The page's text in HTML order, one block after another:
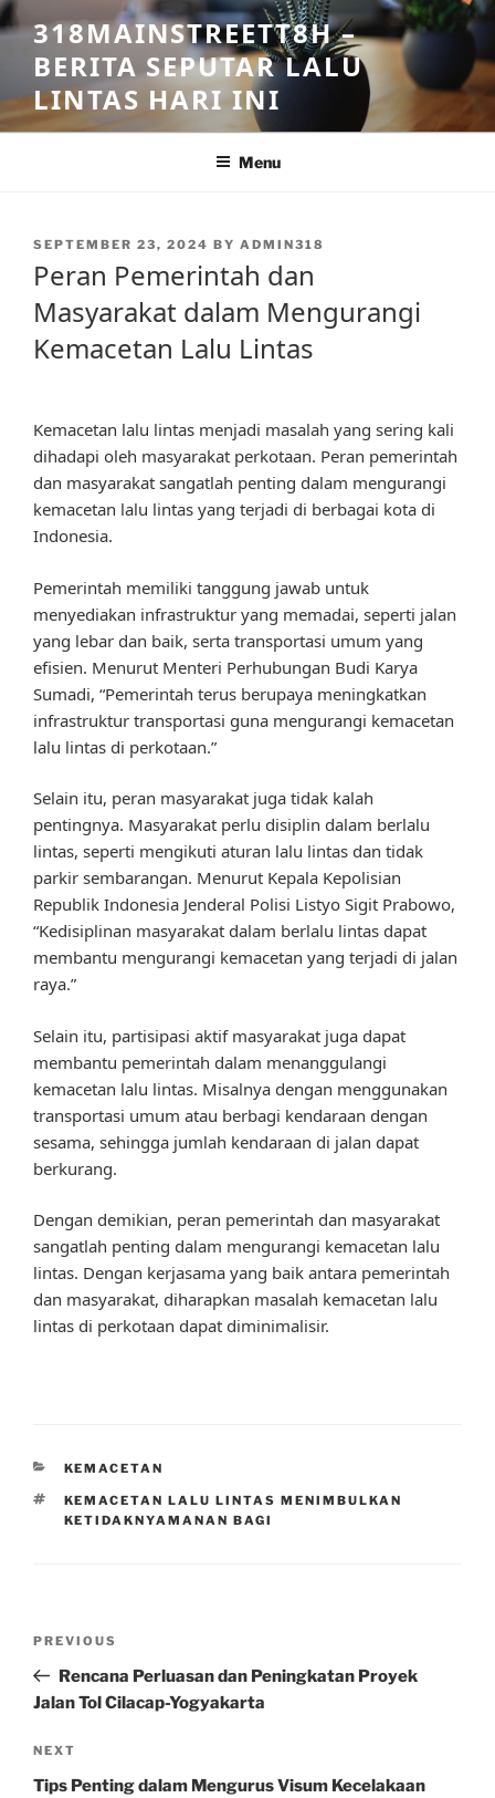
Skip
to
content
318MAINSTREETT8H –
BERITA SEPUTAR LALU
LINTAS HARI INI
Menu
POSTED
SEPTEMBER 23, 2024 BY ADMIN318
Peran Pemerintah dan
Masyarakat dalam Mengurangi
Kemacetan Lalu Lintas
Kemacetan lalu lintas menjadi masalah yang sering kali
dihadapi oleh masyarakat perkotaan. Peran pemerintah
dan masyarakat sangatlah penting dalam mengurangi
kemacetan lalu lintas yang terjadi di berbagai kota di
Indonesia.
Pemerintah memiliki tanggung jawab untuk
menyediakan infrastruktur yang memadai, seperti jalan
yang lebar dan baik, serta transportasi umum yang
efisien. Menurut Menteri Perhubungan Budi Karya
Sumadi, “Pemerintah terus berupaya meningkatkan
infrastruktur transportasi guna mengurangi kemacetan
lalu lintas di perkotaan.”
Selain itu, peran masyarakat juga tidak kalah
pentingnya. Masyarakat perlu disiplin dalam berlalu
lintas, seperti mengikuti aturan lalu lintas dan tidak
parkir sembarangan. Menurut Kepala Kepolisian
Republik Indonesia Jenderal Polisi Listyo Sigit Prabowo,
“Kedisiplinan masyarakat dalam berlalu lintas dapat
membantu mengurangi kemacetan yang terjadi di jalan
raya.”
Selain itu, partisipasi aktif masyarakat juga dapat
membantu pemerintah dalam menanggulangi
kemacetan lalu lintas. Misalnya dengan menggunakan
transportasi umum atau berbagi kendaraan dengan
sesama, sehingga jumlah kendaraan di jalan dapat
berkurang.
Dengan demikian, peran pemerintah dan masyarakat
sangatlah penting dalam mengurangi kemacetan lalu
lintas. Dengan kerjasama yang baik antara pemerintah
dan masyarakat, diharapkan masalah kemacetan lalu
lintas di perkotaan dapat diminimalisir.
CATEGORIES
KEMACETAN
TAGS
KEMACETAN LALU LINTAS MENIMBULKAN
KETIDAKNYAMANAN BAGI
Previous
Post
PREVIOUS
Rencana Perluasan dan Peningkatan Proyek
Jalan Tol Cilacap-Yogyakarta
Next
Post
NEXT
Tips Penting dalam Mengurus Visum Kecelakaan